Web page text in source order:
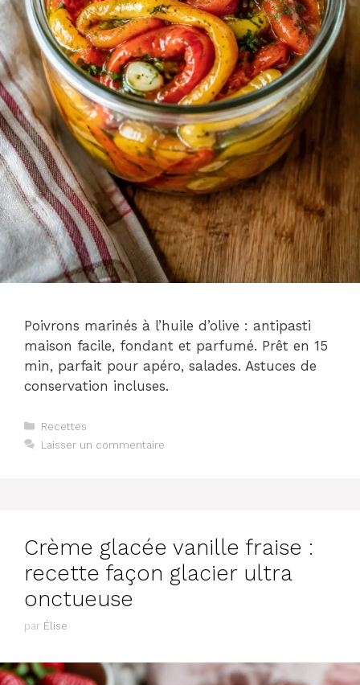
Poivrons marinés à l’huile d’olive : antipasti
maison facile, fondant et parfumé. Prêt en 15
min, parfait pour apéro, salades. Astuces de
conservation incluses.
Catégories
Recettes
Laisser un commentaire
Crème glacée vanille fraise :
recette façon glacier ultra
onctueuse
par Élise